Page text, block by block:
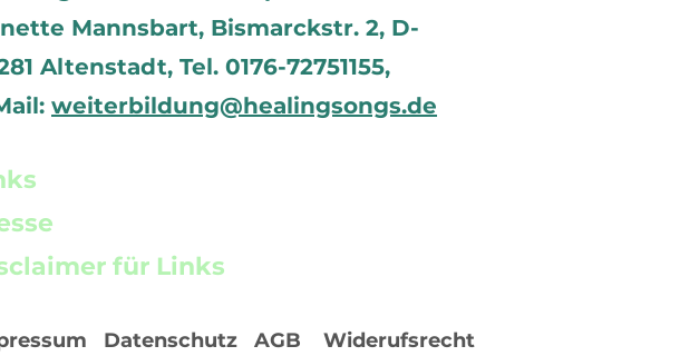
Mannsbart, Bismarckstr. 2, D-
Altenstadt, Tel. 0176-72751155,
weiterbildung@healingsongs.de
für Links
Datenschutz AGB Widerufsrecht